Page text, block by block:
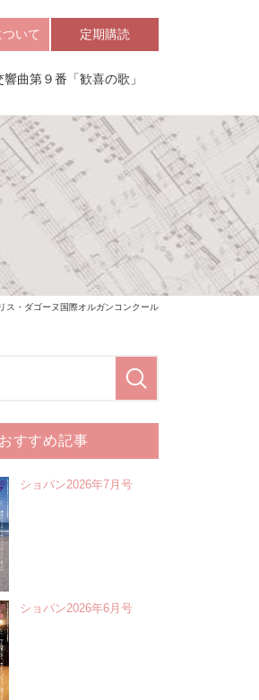
いて 定期購読
響曲第９番「歓喜の歌」
ス・ダゴーヌ国際オルガンコンクール
おすすめ記事
ショパン2026年7月号
ショパン2026年6月号